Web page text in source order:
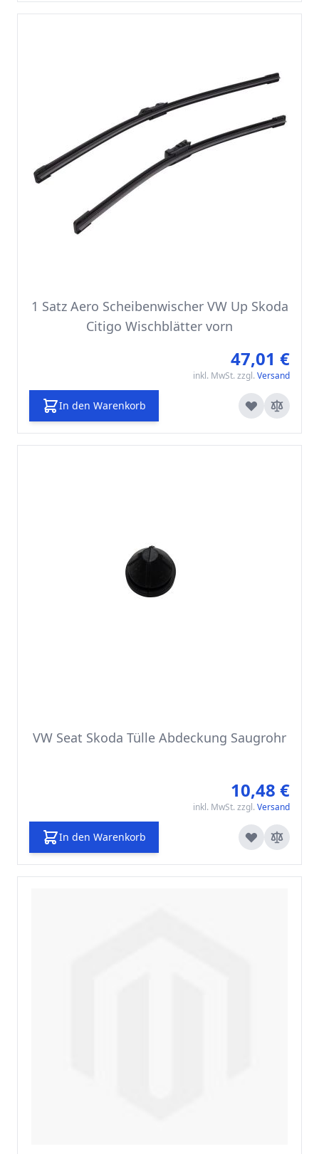
1 Satz Aero Scheibenwischer VW Up Skoda
Citigo Wischblätter vorn
47,01 €
inkl. MwSt. zzgl. Versand
In den Warenkorb
VW Seat Skoda Tülle Abdeckung Saugrohr
10,48 €
inkl. MwSt. zzgl. Versand
In den Warenkorb